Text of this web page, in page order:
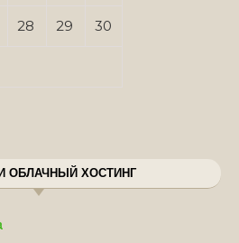
28 29 30
ОБЛАЧНЫЙ ХОСТИНГ